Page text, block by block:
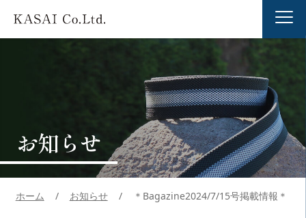
お知らせ
ホーム / お知らせ / ＊Bagazine2024/7/15号掲載情報＊